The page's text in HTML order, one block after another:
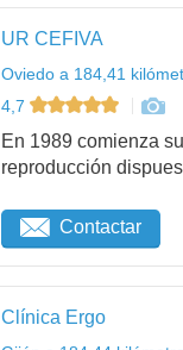
UR CEFIVA
Oviedo a 184,41
4,7
En 1989 comienza
reproducción
Contactar
Clínica Ergo